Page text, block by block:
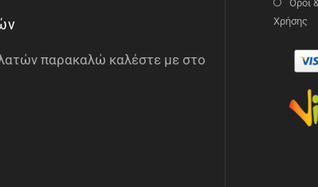
παρακαλώ καλέστε με στο
Όροι
Χρήσης